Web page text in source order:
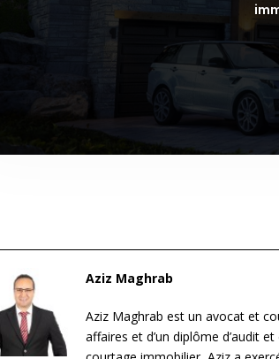
Aziz Maghrab
Aziz Maghrab est un avocat et
affaires et d’un diplôme d’audit